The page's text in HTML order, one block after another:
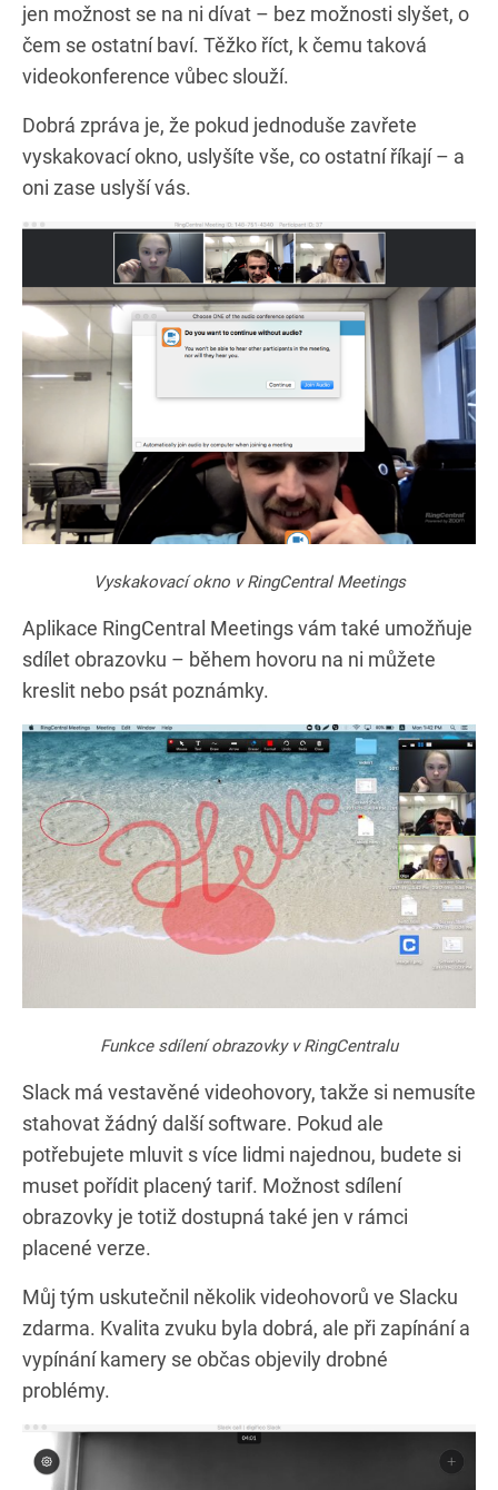
jen možnost se na ni dívat – bez možnosti slyšet, o
čem se ostatní baví. Těžko říct, k čemu taková
videokonference vůbec slouží.
Dobrá zpráva je, že pokud jednoduše zavřete
vyskakovací okno, uslyšíte vše, co ostatní říkají – a
oni zase uslyší vás.
Vyskakovací okno v RingCentral Meetings
Aplikace RingCentral Meetings vám také umožňuje
sdílet obrazovku – během hovoru na ni můžete
kreslit nebo psát poznámky.
Funkce sdílení obrazovky v RingCentralu
Slack má vestavěné videohovory, takže si nemusíte
stahovat žádný další software. Pokud ale
potřebujete mluvit s více lidmi najednou, budete si
muset pořídit placený tarif. Možnost sdílení
obrazovky je totiž dostupná také jen v rámci
placené verze.
Můj tým uskutečnil několik videohovorů ve Slacku
zdarma. Kvalita zvuku byla dobrá, ale při zapínání a
vypínání kamery se občas objevily drobné
problémy.